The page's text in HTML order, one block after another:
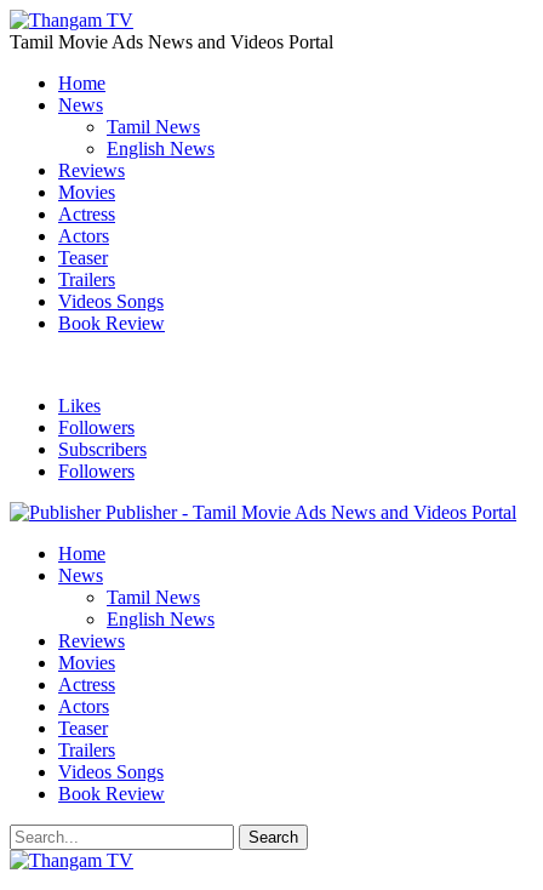
Tamil Movie Ads News and Videos Portal
Home
News
Tamil News
English News
Reviews
Movies
Actress
Actors
Teaser
Trailers
Videos Songs
Book Review
Likes
Followers
Subscribers
Followers
Publisher - Tamil Movie Ads News and Videos Portal
Home
News
Tamil News
English News
Reviews
Movies
Actress
Actors
Teaser
Trailers
Videos Songs
Book Review